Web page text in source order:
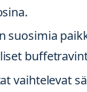
suosimia
vaihtelevat